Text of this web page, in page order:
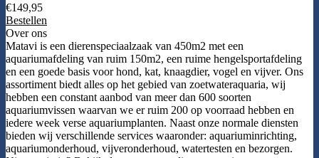
€149,95
Bestellen
Over ons
Matavi is een dierenspeciaalzaak van 450m2 met een
aquariumafdeling van ruim 150m2, een ruime hengelsportafdeling
en een goede basis voor hond, kat, knaagdier, vogel en vijver. Ons
assortiment biedt alles op het gebied van zoetwateraquaria, wij
hebben een constant aanbod van meer dan 600 soorten
aquariumvissen waarvan we er ruim 200 op voorraad hebben en
iedere week verse aquariumplanten. Naast onze normale diensten
bieden wij verschillende services waaronder: aquariuminrichting,
aquariumonderhoud, vijveronderhoud, watertesten en bezorgen.